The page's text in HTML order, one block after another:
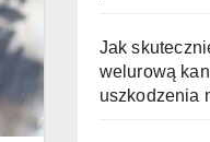
Jak
welurową
uszkodzenia